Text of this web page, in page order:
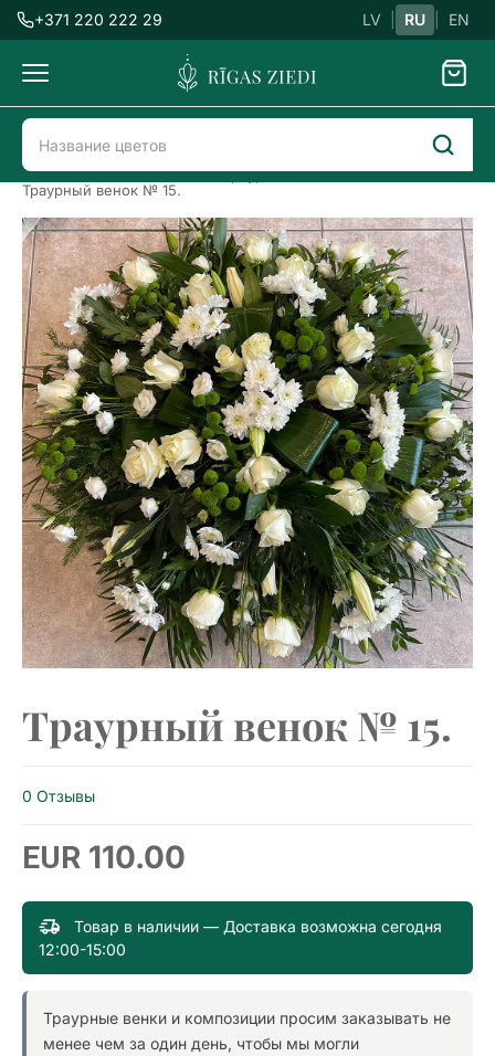
+371 220 222 29 LV RU EN
Доставка
цветов
Доставка цветов в Риге
Траурные цветы
Траурный венок № 15.
Траурный
венок
№
15.
Траурный венок № 15.
0 Отзывы
EUR 110.00
Товар в наличии — Доставка возможна сегодня
12:00-15:00
Траурные венки и композиции просим заказывать не
менее чем за один день, чтобы мы могли